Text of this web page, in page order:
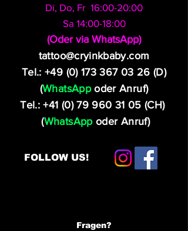
Di, Do, Fr 16:00-20:00
Sa 14:00-18:00
​(Oder via WhatsApp)
tattoo@cryinkbaby.com
Tel.:+49 (0) 173 367 03 26 (D)
(WhatsAppoder Anruf)
Tel.:+41 (0) 79 960 31 05 (CH)
(WhatsAppoder Anruf)
FOLLOW US!
Fragen?